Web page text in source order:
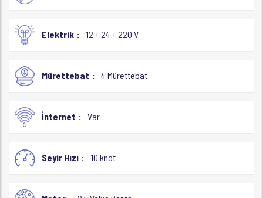
Elektrik 12 + 24 + 220 V
Mürettebat 4 Mürettebat
İnternet Var
Seyir Hızı 10 knot